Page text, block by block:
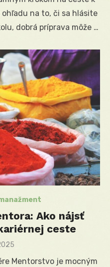
na to, či sa hlásite
dobrá príprava môže …
Ako nájsť
ceste
Mentorstvo je mocným